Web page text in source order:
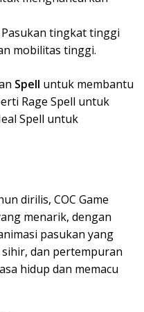
Pasukan tingkat tinggi
mobilitas tinggi.
Spell untuk membantu
Rage Spell untuk
Spell untuk
dirilis, COC Game
menarik, dengan
pasukan yang
dan pertempuran
hidup dan memacu